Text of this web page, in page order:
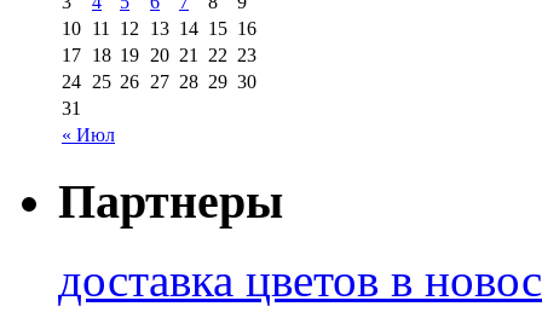
« Июл
10 11 12 13 14 15 16
17 18 19 20 21 22 23
24 25 26 27 28 29 30
31
Партнеры
доставка цветов в